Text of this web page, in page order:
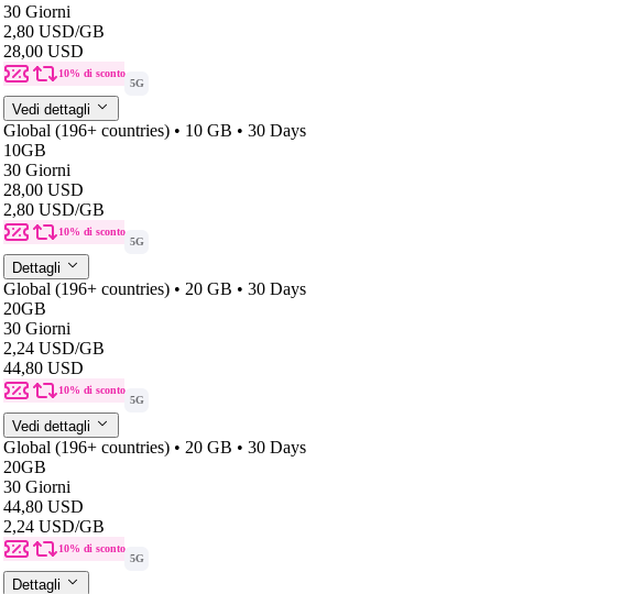
30 Giorni
2,80 USD/GB
28,00 USD
10% di sconto
5G
Vedi dettagli
Global (196+ countries) • 10 GB • 30 Days
10GB
30 Giorni
28,00 USD
2,80 USD/GB
10% di sconto
5G
Dettagli
Global (196+ countries) • 20 GB • 30 Days
20GB
30 Giorni
2,24 USD/GB
44,80 USD
10% di sconto
5G
Vedi dettagli
Global (196+ countries) • 20 GB • 30 Days
20GB
30 Giorni
44,80 USD
2,24 USD/GB
10% di sconto
5G
Dettagli